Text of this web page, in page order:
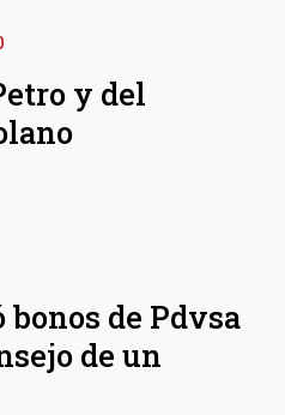
y del
de Pdvsa
de un